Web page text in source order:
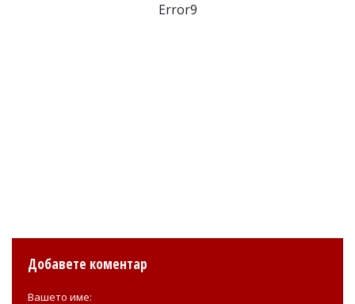
Error9
Добавете коментар
Вашето име: